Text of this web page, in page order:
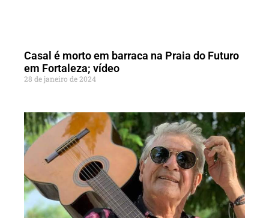
Casal é morto em barraca na Praia do Futuro
em Fortaleza; vídeo
28 de janeiro de 2024